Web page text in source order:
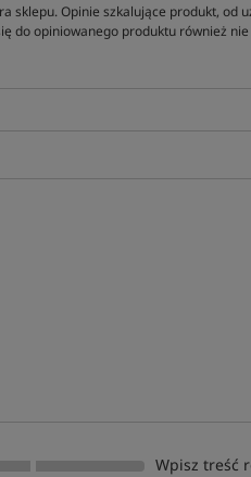
sklepu. Opinie szkalujące produkt,
do opiniowanego produktu również
Wpisz treść